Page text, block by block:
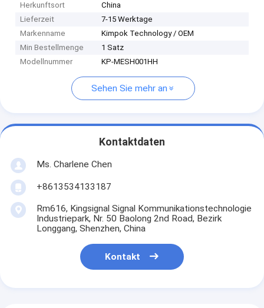
Herkunftsort
China
Lieferzeit
7-15 Werktage
Markenname
Kimpok Technology / OEM
Min Bestellmenge
1 Satz
Modellnummer
KP-MESH001HH
Sehen Sie mehr an
Kontaktdaten
Ms. Charlene Chen
+8613534133187
Rm616, Kingsignal Signal Kommunikationstechnologie
Industriepark, Nr. 50 Baolong 2nd Road, Bezirk
Longgang, Shenzhen, China
Kontakt